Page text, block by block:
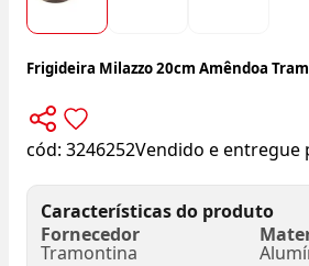
Frigideira Milazzo 20cm Amêndoa
cód: 3246252Vendido e entregue
Características do produto
Fornecedor
Tramontina